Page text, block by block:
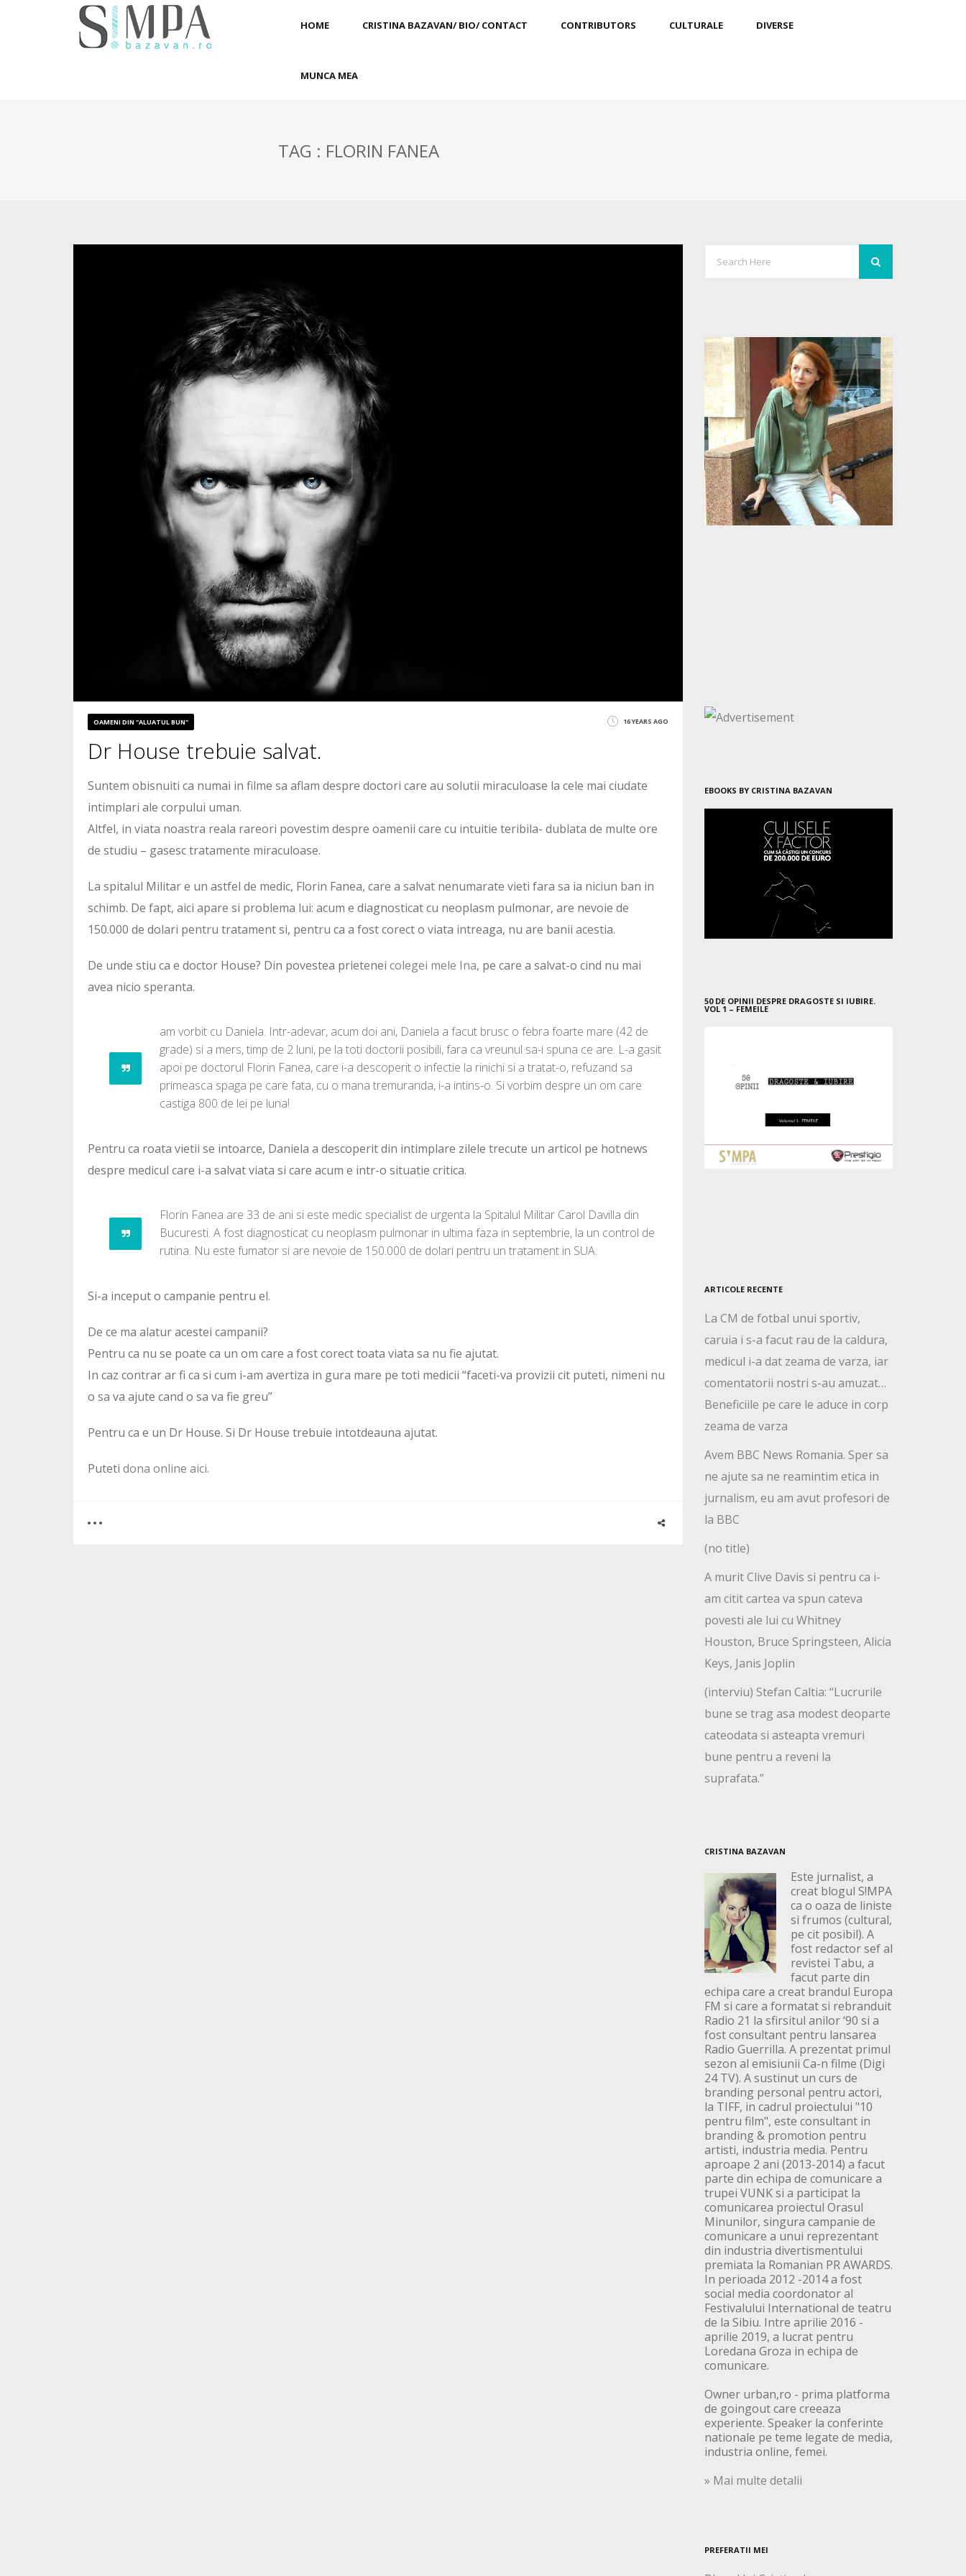
HOME CRISTINA BAZAVAN/ BIO/ CONTACT CONTRIBUTORS CULTURALE DIVERSE
MUNCA MEA
TAG : FLORIN FANEA
OAMENI DIN "ALUATUL BUN" 16 YEARS AGO
Dr House trebuie salvat.
Suntem obisnuiti ca numai in filme sa aflam despre doctori care au solutii miraculoase la cele mai ciudate
intimplari ale corpului uman.
Altfel, in viata noastra reala rareori povestim despre oamenii care cu intuitie teribila- dublata de multe ore
de studiu – gasesc tratamente miraculoase.
La spitalul Militar e un astfel de medic, Florin Fanea, care a salvat nenumarate vieti fara sa ia niciun ban in
schimb. De fapt, aici apare si problema lui: acum e diagnosticat cu neoplasm pulmonar, are nevoie de
150.000 de dolari pentru tratament si, pentru ca a fost corect o viata intreaga, nu are banii acestia.
De unde stiu ca e doctor House? Din povestea prietenei colegei mele Ina, pe care a salvat-o cind nu mai
avea nicio speranta.
am vorbit cu Daniela. Intr-adevar, acum doi ani, Daniela a facut brusc o febra foarte mare (42 de
grade) si a mers, timp de 2 luni, pe la toti doctorii posibili, fara ca vreunul sa-i spuna ce are. L-a gasit
apoi pe doctorul Florin Fanea, care i-a descoperit o infectie la rinichi si a tratat-o, refuzand sa
primeasca spaga pe care fata, cu o mana tremuranda, i-a intins-o. Si vorbim despre un om care
castiga 800 de lei pe luna!
Pentru ca roata vietii se intoarce, Daniela a descoperit din intimplare zilele trecute un articol pe hotnews
despre medicul care i-a salvat viata si care acum e intr-o situatie critica.
Florin Fanea are 33 de ani si este medic specialist de urgenta la Spitalul Militar Carol Davilla din
Bucuresti. A fost diagnosticat cu neoplasm pulmonar in ultima faza in septembrie, la un control de
rutina. Nu este fumator si are nevoie de 150.000 de dolari pentru un tratament in SUA.
Si-a inceput o campanie pentru el.
De ce ma alatur acestei campanii?
Pentru ca nu se poate ca un om care a fost corect toata viata sa nu fie ajutat.
In caz contrar ar fi ca si cum i-am avertiza in gura mare pe toti medicii “faceti-va provizii cit puteti, nimeni nu
o sa va ajute cand o sa va fie greu”
Pentru ca e un Dr House. Si Dr House trebuie intotdeauna ajutat.
Puteti dona online aici.
EBOOKS BY CRISTINA BAZAVAN
50 DE OPINII DESPRE DRAGOSTE SI IUBIRE.
VOL 1 – FEMEILE
ARTICOLE RECENTE
La CM de fotbal unui sportiv,
caruia i s-a facut rau de la caldura,
medicul i-a dat zeama de varza, iar
comentatorii nostri s-au amuzat…
Beneficiile pe care le aduce in corp
zeama de varza
Avem BBC News Romania. Sper sa
ne ajute sa ne reamintim etica in
jurnalism, eu am avut profesori de
la BBC
(no title)
A murit Clive Davis si pentru ca i-
am citit cartea va spun cateva
povesti ale lui cu Whitney
Houston, Bruce Springsteen, Alicia
Keys, Janis Joplin
(interviu) Stefan Caltia: “Lucrurile
bune se trag asa modest deoparte
cateodata si asteapta vremuri
bune pentru a reveni la
suprafata.”
CRISTINA BAZAVAN
Este jurnalist, a
creat blogul S!MPA
ca o oaza de liniste
si frumos (cultural,
pe cit posibil). A
fost redactor sef al
revistei Tabu, a
facut parte din
echipa care a creat brandul Europa
FM si care a formatat si rebranduit
Radio 21 la sfirsitul anilor ‘90 si a
fost consultant pentru lansarea
Radio Guerrilla. A prezentat primul
sezon al emisiunii Ca-n filme (Digi
24 TV). A sustinut un curs de
branding personal pentru actori,
la TIFF, in cadrul proiectului "10
pentru film", este consultant in
branding & promotion pentru
artisti, industria media. Pentru
aproape 2 ani (2013-2014) a facut
parte din echipa de comunicare a
trupei VUNK si a participat la
comunicarea proiectul Orasul
Minunilor, singura campanie de
comunicare a unui reprezentant
din industria divertismentului
premiata la Romanian PR AWARDS.
In perioada 2012 -2014 a fost
social media coordonator al
Festivalului International de teatru
de la Sibiu. Intre aprilie 2016 -
aprilie 2019, a lucrat pentru
Loredana Groza in echipa de
comunicare.
Owner urban,ro - prima platforma
de goingout care creeaza
experiente. Speaker la conferinte
nationale pe teme legate de media,
industria online, femei.
» Mai multe detalii
PREFERATII MEI